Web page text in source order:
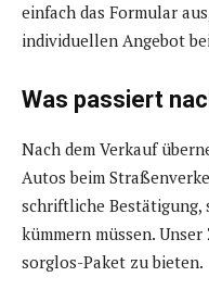
einfach das Formular
individuellen Angebot
Was passiert
Nach dem Verkauf
Autos beim
schriftliche Bestätigung,
kümmern müssen.
sorglos-Paket zu bieten.